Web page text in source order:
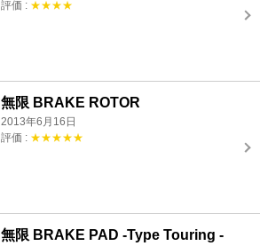
評価 : ★★★★
無限 BRAKE ROTOR
2013年6月16日
評価 : ★★★★★
無限 BRAKE PAD -Type Touring -